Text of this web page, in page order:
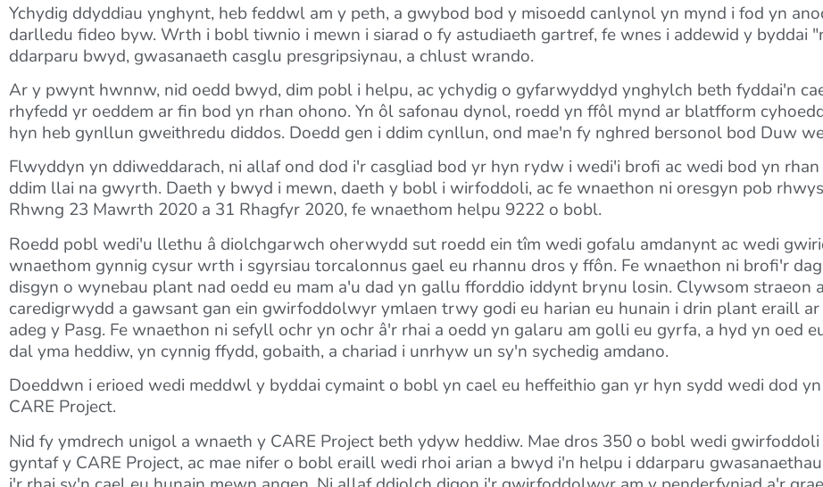
Ychydig ddyddiau ynghynt, heb feddwl am y peth, a gwybod bod y misoedd canlynol yn mynd i fod yn
darlledu fideo byw. Wrth i bobl tiwnio i mewn i siarad o fy astudiaeth gartref, fe wnes i addewid y byddai
ddarparu bwyd, gwasanaeth casglu presgripsiynau, a chlust wrando.
Ar y pwynt hwnnw, nid oedd bwyd, dim pobl i helpu, ac ychydig o gyfarwyddyd ynghylch beth fyddai'n
rhyfedd yr oeddem ar fin bod yn rhan ohono. Yn ôl safonau dynol, roedd yn ffôl mynd ar blatfform
hyn heb gynllun gweithredu diddos. Doedd gen i ddim cynllun, ond mae'n fy nghred bersonol bod Duw
Flwyddyn yn ddiweddarach, ni allaf ond dod i'r casgliad bod yr hyn rydw i wedi'i brofi ac wedi bod yn
ddim llai na gwyrth. Daeth y bwyd i mewn, daeth y bobl i wirfoddoli, ac fe wnaethon ni oresgyn pob
Rhwng 23 Mawrth 2020 a 31 Rhagfyr 2020, fe wnaethom helpu 9222 o bobl.
Roedd pobl wedi'u llethu â diolchgarwch oherwydd sut roedd ein tîm wedi gofalu amdanynt ac wedi
wnaethom gynnig cysur wrth i sgyrsiau torcalonnus gael eu rhannu dros y ffôn. Fe wnaethon ni brofi'r
disgyn o wynebau plant nad oedd eu mam a'u dad yn gallu fforddio iddynt brynu losin. Clywsom
caredigrwydd a gawsant gan ein gwirfoddolwyr ymlaen trwy godi eu harian eu hunain i drin plant eraill
adeg y Pasg. Fe wnaethon ni sefyll ochr yn ochr â'r rhai a oedd yn galaru am golli eu gyrfa, a hyd yn oed
dal yma heddiw, yn cynnig ffydd, gobaith, a chariad i unrhyw un sy'n sychedig amdano.
Doeddwn i erioed wedi meddwl y byddai cymaint o bobl yn cael eu heffeithio gan yr hyn sydd wedi dod
CARE Project.
Nid fy ymdrech unigol a wnaeth y CARE Project beth ydyw heddiw. Mae dros 350 o bobl wedi
gyntaf y CARE Project, ac mae nifer o bobl eraill wedi rhoi arian a bwyd i'n helpu i ddarparu